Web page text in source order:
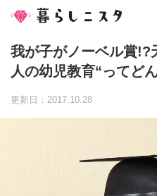
我が子がノーベル賞!?
人の幼児教育“ってど
更新日：2017.10.28